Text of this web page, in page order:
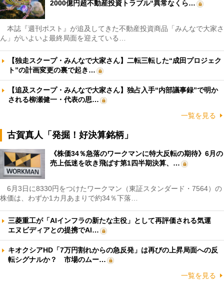
2000億円超不動産投資トラブル“異常なくら…
本誌『週刊ポスト』が追及してきた不動産投資商品「みんなで大家さ
ん」がいよいよ最終局面を迎えている…
【独走スクープ・みんなで大家さん】二転三転した“成田プロジェク
ト”の計画変更の裏で起き…
【追及スクープ・みんなで大家さん】独占入手“内部議事録”で明か
される柳瀬健一・代表の思…
一覧を見る
古賀真人「発掘！好決算銘柄」
《株価34％急落のワークマンに特大反転の期待》6月の
売上低迷を吹き飛ばす第1四半期決算、…
6月3日に8330円をつけたワークマン（東証スタンダード・7564）の
株価は、わずか1カ月あまりで約34％下落…
三菱重工が「AIインフラの新たな主役」として再評価される気運
エヌビディアとの提携でAI…
キオクシアHD「7万円割れからの急反発」は再びの上昇局面への反
転シグナルか？ 市場のムー…
一覧を見る